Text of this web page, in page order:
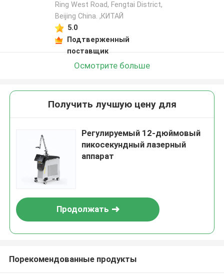
Ring West Road, Fengtai District,
Beijing China. ,КИТАЙ
5.0
Подтверженный
поставщик
Осмотрите больше
Получить лучшую цену для
Регулируемый 12-дюймовый
пикосекундный лазерный
аппарат
Продолжать
Порекомендованные продукты